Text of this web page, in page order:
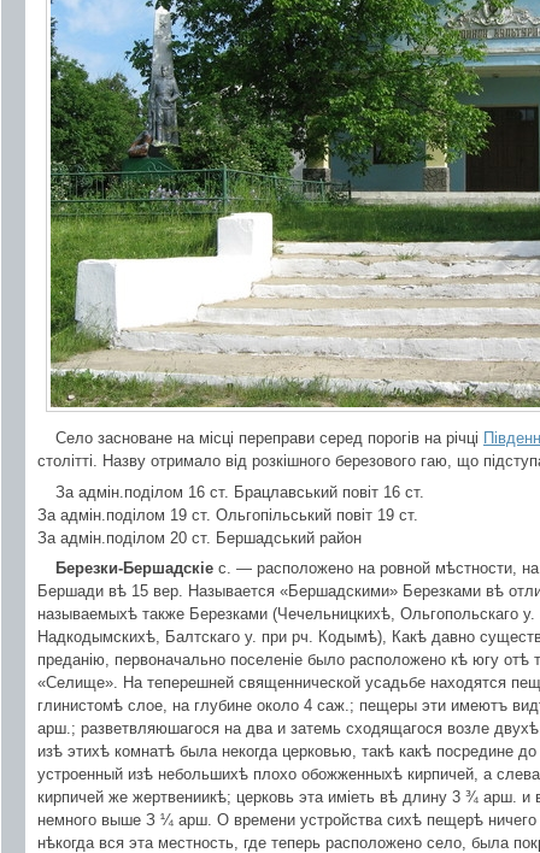
Село засноване на місці переправи серед порогів на річці
столітті. Назву отримало від розкішного березового гаю, що
За адмін.поділом 16 ст. Брацлавський повіт 16 ст.
За адмін.поділом 19 ст. Ольгопільський повіт 19 ст.
За адмін.поділом 20 ст. Бершадський район
Березки-Бершадскіе с. — расположено на ровной мѣстности,
Бершади вѣ 15 вер. Называется «Бершадскими» Березками вѣ
называемыхѣ также Березками (Чечельницкихѣ, Ольгопольскаго
Надкодымскихѣ, Балтскаго у. при рч. Кодымѣ), Какѣ давно
преданію, первоначально поселеніе было расположено кѣ югу
«Селище». На теперешней священнической усадьбе находятся
глинистомѣ слое, на глубине около 4 саж.; пещеры эти имеютъ
арш.; разветвляюшагося на два и затемь сходящагося возле
изѣ этихѣ комнатѣ была некогда церковью, такѣ какѣ посредине
устроенный изѣ небольшихѣ плохо обожженныхѣ кирпичей, а
кирпичей же жертвениикѣ; церковь эта иміеть вѣ длину 3 ¾ арш.
немного выше З ¼ арш. О времени устройства сихѣ пещерѣ ничего
нѣкогда вся эта местность, где теперь расположено село, была